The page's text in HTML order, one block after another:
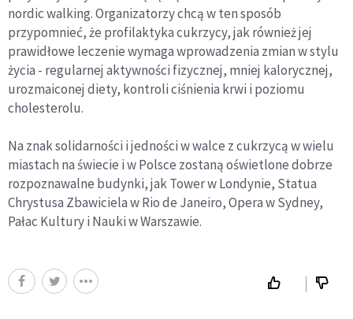
nordic walking. Organizatorzy chcą w ten sposób
przypomnieć, że profilaktyka cukrzycy, jak również jej
prawidłowe leczenie wymaga wprowadzenia zmian w stylu
życia - regularnej aktywności fizycznej, mniej kalorycznej,
urozmaiconej diety, kontroli ciśnienia krwi i poziomu
cholesterolu.
Na znak solidarności i jedności w walce z cukrzycą w wielu
miastach na świecie i w Polsce zostaną oświetlone dobrze
rozpoznawalne budynki, jak Tower w Londynie, Statua
Chrystusa Zbawiciela w Rio de Janeiro, Opera w Sydney,
Pałac Kultury i Nauki w Warszawie.